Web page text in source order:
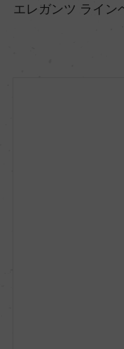
エレガンツ ライン